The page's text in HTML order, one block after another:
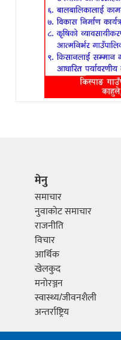
मेनु
समाचार
नुवाकोट समाचार
राजनीति
विचार
आर्थिक
खेलकुद
मनोरञ्जन
स्वास्थ्य/जीवनशैली
अन्तर्राष्ट्रिय